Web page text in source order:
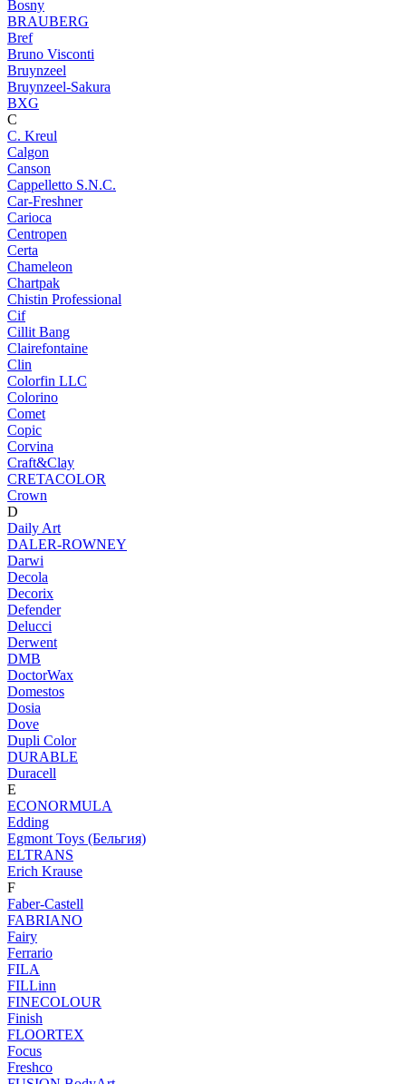
Bosny
BRAUBERG
Bref
Bruno Visconti
Bruynzeel
Bruynzeel-Sakura
BXG
C
C. Kreul
Calgon
Canson
Cappelletto S.N.C.
Car-Freshner
Carioca
Centropen
Certa
Chameleon
Chartpak
Chistin Professional
Cif
Cillit Bang
Clairefontaine
Clin
Colorfin LLC
Colorino
Comet
Copic
Corvina
Craft&Clay
CRETACOLOR
Crown
D
Daily Art
DALER-ROWNEY
Darwi
Decola
Decorix
Defender
Delucci
Derwent
DMB
DoctorWax
Domestos
Dosia
Dove
Dupli Color
DURABLE
Duracell
E
ECONORMULA
Edding
Egmont Toys (Бельгия)
ELTRANS
Erich Krause
F
Faber-Castell
FABRIANO
Fairy
Ferrario
FILA
FILLinn
FINECOLOUR
Finish
FLOORTEX
Focus
Freshco